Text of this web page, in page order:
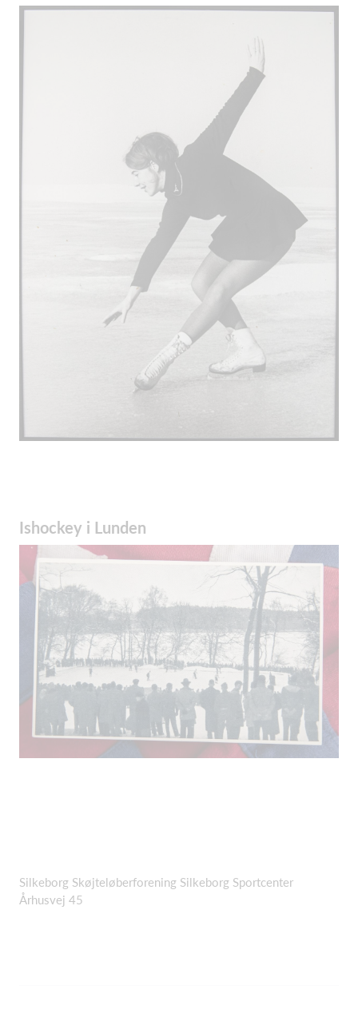
Ishockey i Lunden
Silkeborg Skøjteløberforening Silkeborg Sportcenter
Århusvej 45